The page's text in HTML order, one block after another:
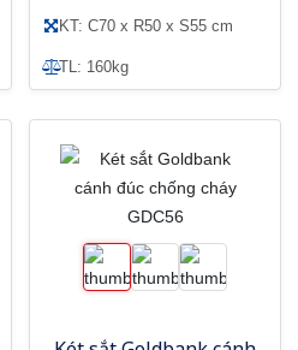
KT: C70 x R50 x S55 cm
TL: 160kg